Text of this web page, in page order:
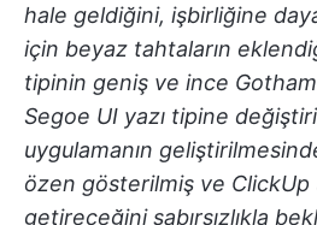
hale geldiğini, işbirliğine
için beyaz tahtaların
tipinin geniş ve ince
Segoe UI yazı tipine
uygulamanın
özen gösterilmiş ve ClickUp
getireceğini sabırsızlıkla